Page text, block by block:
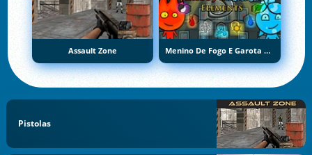
Assault Zone Menino De Fogo E Garota De Água 5: Elementos
Pistolas